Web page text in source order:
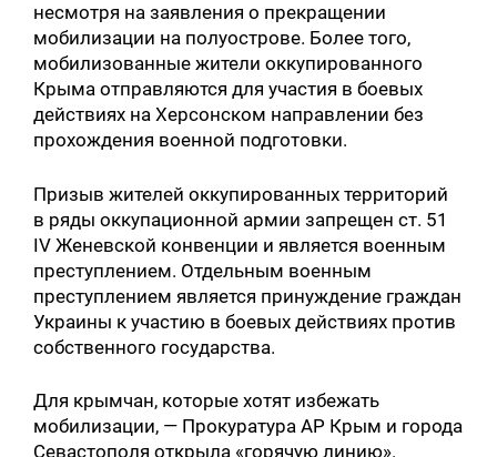
несмотря на заявления о прекращении
мобилизации на полуострове. Более того,
мобилизованные жители оккупированного
Крыма отправляются для участия в боевых
действиях на Херсонском направлении без
прохождения военной подготовки.
Призыв жителей оккупированных территорий
в ряды оккупационной армии запрещен ст. 51
IV Женевской конвенции и является военным
преступлением. Отдельным военным
преступлением является принуждение граждан
Украины к участию в боевых действиях против
собственного государства.
Для крымчан, которые хотят избежать
мобилизации, — Прокуратура АР Крым и города
Севастополя открыла «горячую линию».